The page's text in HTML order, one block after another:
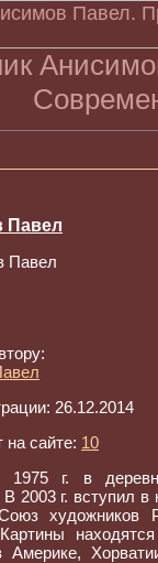
Павел
26.12.2014
на сайте: 10
1975 г. в
2003 г. вступил
художников
Америке,